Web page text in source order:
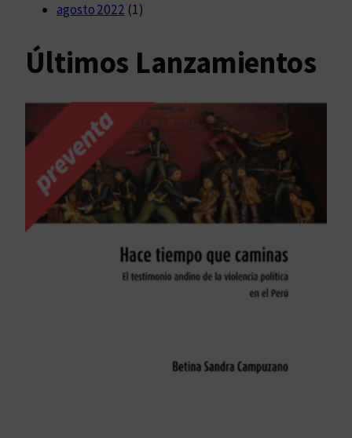
agosto 2022 (1)
Últimos Lanzamientos